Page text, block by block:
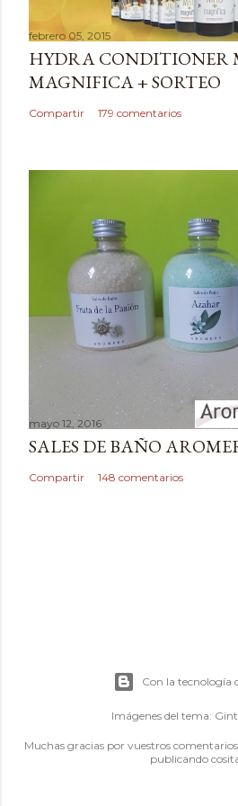
a
r
u
n
c
o
febrero 05, 2015
HYDRA CONDITIONER
MAGNIFICA + SORTEO
Compartir 179 comentarios
mayo 12, 2016
SALES DE BAÑO
Compartir 148 comentarios
Con la tecnología
Imágenes del tema:
Muchas gracias por vuestros
publicando